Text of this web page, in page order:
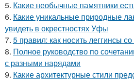
5. Какие необычные памятники
6. Какие уникальные природные
увидеть в окрестностях Уфы
7. 5 правил: как носить леггинсы
8. Полное руководство по
с разными нарядами
9. Какие архитектурные стили